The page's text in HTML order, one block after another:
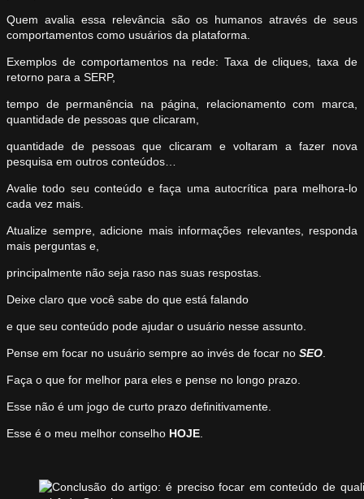
Quem avalia essa relevância são os humanos através de seus
comportamentos como usuários da plataforma.
Exemplos de comportamentos na rede: Taxa de cliques, taxa de
retorno para a SERP,
tempo de permanência na página, relacionamento com marca,
quantidade de pessoas que clicaram,
quantidade de pessoas que clicaram e voltaram a fazer nova
pesquisa em outros conteúdos…
Avalie todo seu conteúdo e faça uma autocrítica para melhora-lo
cada vez mais.
Atualize sempre, adicione mais informações relevantes, responda
mais perguntas e,
principalmente não seja raso nas suas respostas.
Deixe claro que você sabe do que está falando
e que seu conteúdo pode ajudar o usuário nesse assunto.
Pense em focar no usuário sempre ao invés de focar no SEO
Faça o que for melhor para eles e pense no longo prazo.
Esse não é um jogo de curto prazo definitivamente.
Esse é o meu melhor conselho HOJE